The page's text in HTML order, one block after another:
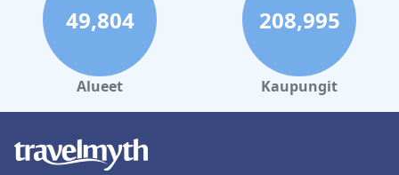
49,804
Alueet
208,995
Kaupungit